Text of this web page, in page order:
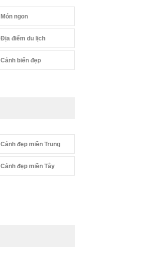
Món ngon
Địa điểm du lịch
Cảnh biển đẹp
Cảnh đẹp miền Trung
Cảnh đẹp miền Tây